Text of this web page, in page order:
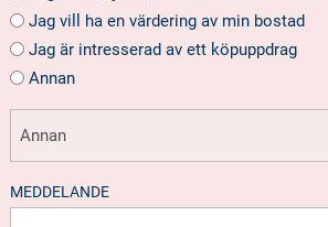
Jag vill ha en värdering av min bostad
Jag är intresserad av ett köpuppdrag
Annan
MEDDELANDE